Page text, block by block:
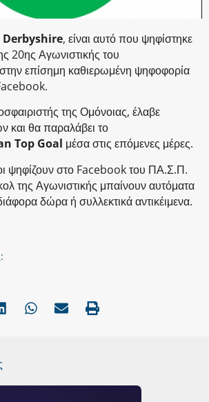
, είναι αυτό που ψηφίστηκε
20ης Αγωνιστικής του
επίσημη καθιερωμένη ψηφοφορία
της Ομόνοιας, έλαβε
και θα παραλάβει το
Top Goal μέσα στις επόμενες μέρες.
ψηφίζουν στο Facebook του ΠΑ.Σ.Π.
της Αγωνιστικής μπαίνουν αυτόματα
δώρα ή συλλεκτικά αντικέιμενα.